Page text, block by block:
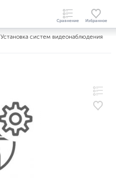
Установка систем видеонаблюдения